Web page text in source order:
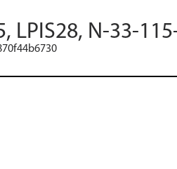
LPIS28, N-33-